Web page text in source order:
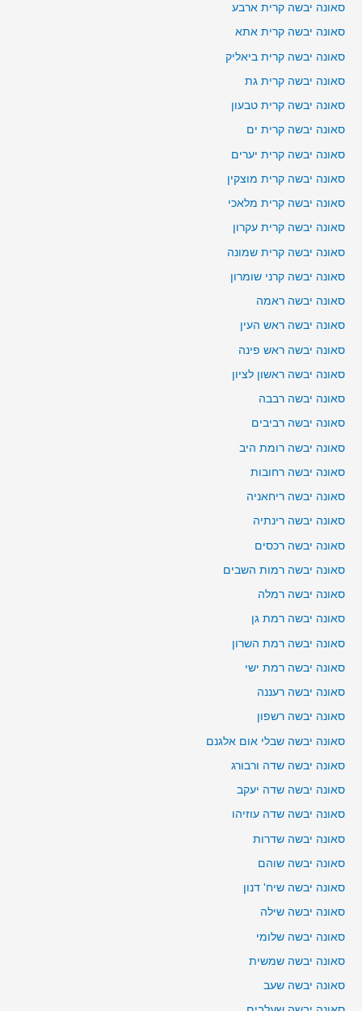
סאונה יבשה קרית ארבע
סאונה יבשה קרית אתא
סאונה יבשה קרית ביאליק
סאונה יבשה קרית גת
סאונה יבשה קרית טבעון
סאונה יבשה קרית ים
סאונה יבשה קרית יערים
סאונה יבשה קרית מוצקין
סאונה יבשה קרית מלאכי
סאונה יבשה קרית עקרון
סאונה יבשה קרית שמונה
סאונה יבשה קרני שומרון
סאונה יבשה ראמה
סאונה יבשה ראש העין
סאונה יבשה ראש פינה
סאונה יבשה ראשון לציון
סאונה יבשה רבבה
סאונה יבשה רביבים
סאונה יבשה רומת היב
סאונה יבשה רחובות
סאונה יבשה ריחאניה
סאונה יבשה רינתיה
סאונה יבשה רכסים
סאונה יבשה רמות השבים
סאונה יבשה רמלה
סאונה יבשה רמת גן
סאונה יבשה רמת השרון
סאונה יבשה רמת ישי
סאונה יבשה רעננה
סאונה יבשה רשפון
סאונה יבשה שבלי אום אלגנם
סאונה יבשה שדה ורבורג
סאונה יבשה שדה יעקב
סאונה יבשה שדה עוזיהו
סאונה יבשה שדרות
סאונה יבשה שוהם
סאונה יבשה שיח' דנון
סאונה יבשה שילה
סאונה יבשה שלומי
סאונה יבשה שמשית
סאונה יבשה שעב